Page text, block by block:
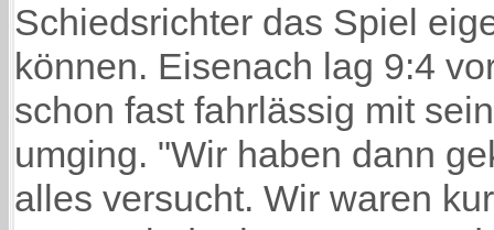
Schiedsrichter das Spiel
können. Eisenach lag 9:4
schon fast fahrlässig mit
umging. "Wir haben dann
alles versucht. Wir waren